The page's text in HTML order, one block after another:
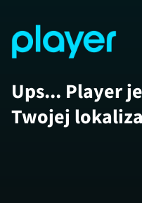
Ups... Player
Twojej